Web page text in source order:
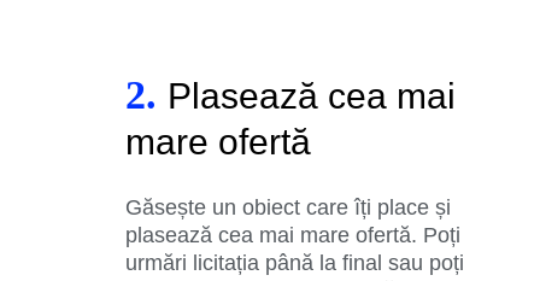
2. Plasează cea mai
mare ofertă
Găsește un obiect care îți place și
plasează cea mai mare ofertă. Poți
urmări licitația până la final sau poți